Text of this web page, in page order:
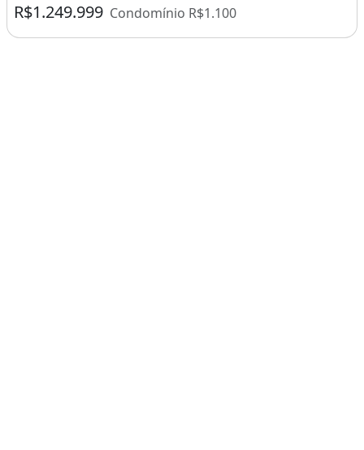
R$1.249.999 Condomínio R$1.100